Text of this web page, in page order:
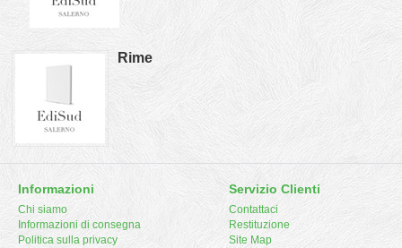
Rime
Informazioni
Chi siamo
Informazioni di consegna
Politica sulla privacy
Servizio Clienti
Contattaci
Restituzione
Site Map